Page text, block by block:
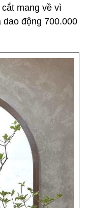
mang về vì
dao động 700.000